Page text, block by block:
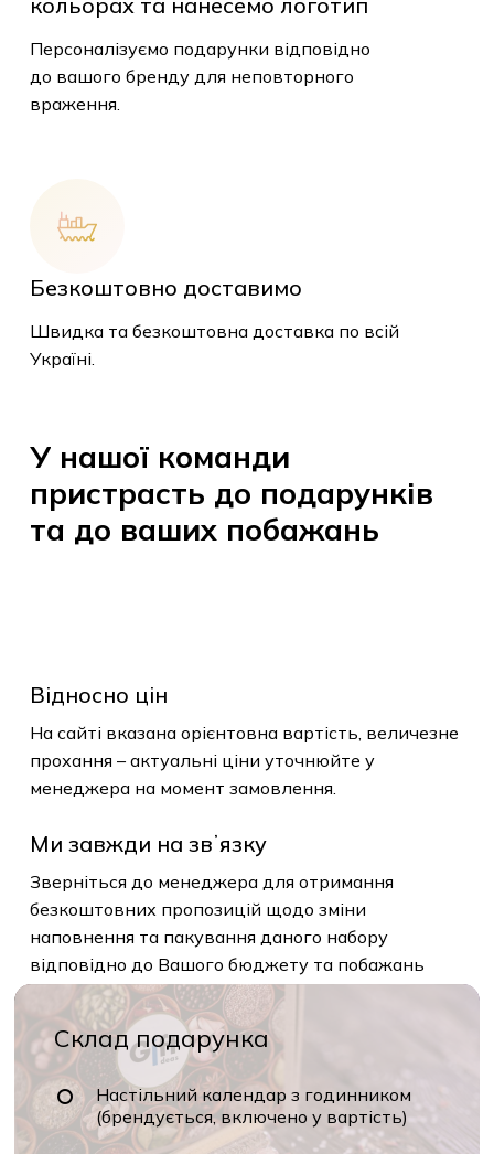
У кошику немає
товарів.
Персоналізуємо подарунки відповідно
до вашого бренду для неповторного
враження.
Безкоштовно доставимо
Швидка та безкоштовна доставка по всій
Україні.
У нашої команди
пристрасть до подарунків
та до ваших побажань
Відносно цін
На сайті вказана орієнтовна вартість, величезне
прохання – актуальні ціни уточнюйте у
менеджера на момент замовлення.
Ми завжди на звʼязку
Зверніться до менеджера для отримання
безкоштовних пропозицій щодо зміни
наповнення та пакування даного набору
відповідно до Вашого бюджету та побажань
Склад подарунка
Настільний календар з годинником
(брендується, включено у вартість)